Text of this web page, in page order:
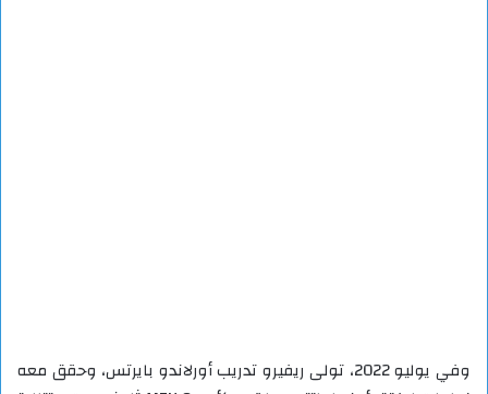
وفي يوليو 2022، تولى ريفيرو تدريب أورلاندو بايرتس، وحقق معه